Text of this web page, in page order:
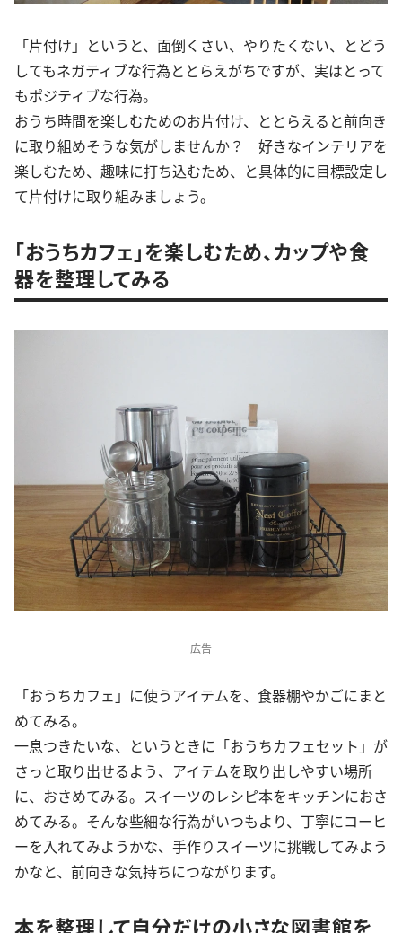
「片付け」というと、面倒くさい、やりたくない、とどう
してもネガティブな行為ととらえがちですが、実はとって
もポジティブな行為。
おうち時間を楽しむためのお片付け、ととらえると前向き
に取り組めそうな気がしませんか？ 好きなインテリアを
楽しむため、趣味に打ち込むため、と具体的に目標設定し
て片付けに取り組みましょう。
「おうちカフェ」を楽しむため、カップや食
器を整理してみる
広告
「おうちカフェ」に使うアイテムを、食器棚やかごにまと
めてみる。
一息つきたいな、というときに「おうちカフェセット」が
さっと取り出せるよう、アイテムを取り出しやすい場所
に、おさめてみる。スイーツのレシピ本をキッチンにおさ
めてみる。そんな些細な行為がいつもより、丁寧にコーヒ
ーを入れてみようかな、手作りスイーツに挑戦してみよう
かなと、前向きな気持ちにつながります。
本を整理して自分だけの小さな図書館を